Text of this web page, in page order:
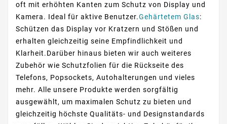
oft mit erhöhten Kanten zum Schutz von Display und
Kamera. Ideal für aktive Benutzer.Gehärtetem Glas:
Schützen das Display vor Kratzern und Stößen und
erhalten gleichzeitig seine Empfindlichkeit und
Klarheit.Darüber hinaus bieten wir auch weiteres
Zubehör wie Schutzfolien für die Rückseite des
Telefons, Popsockets, Autohalterungen und vieles
mehr. Alle unsere Produkte werden sorgfältig
ausgewählt, um maximalen Schutz zu bieten und
gleichzeitig höchste Qualitäts- und Designstandards